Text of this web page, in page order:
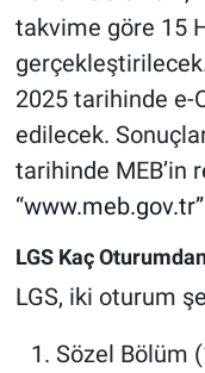
takvime göre 15
2025 tarihinde e-
edilecek.
tarihinde MEB’in
“www.meb.gov.tr”
LGS Kaç
LGS, iki oturum
Sözel Bölüm